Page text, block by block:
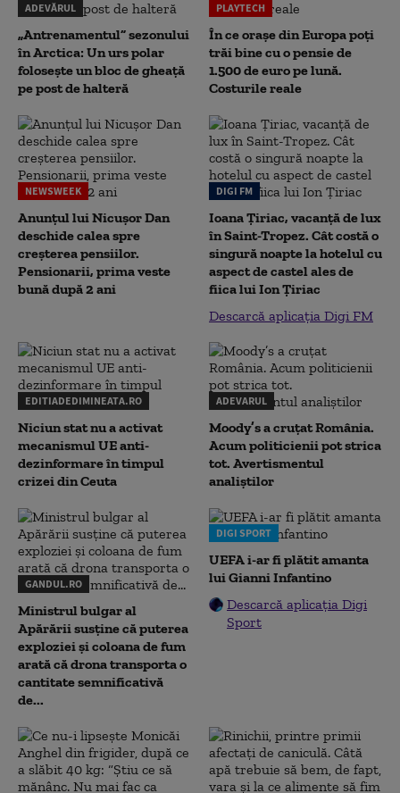
ADEVĂRUL
„Antrenamentul” sezonului
în Arctica: Un urs polar
folosește un bloc de gheață
pe post de halteră
PLAYTECH
În ce orașe din Europa poți
trăi bine cu o pensie de
1.500 de euro pe lună.
Costurile reale
NEWSWEEK
Anunțul lui Nicușor Dan
deschide calea spre
creșterea pensiilor.
Pensionarii, prima veste
bună după 2 ani
DIGI FM
Ioana Țiriac, vacanță de lux
în Saint-Tropez. Cât costă o
singură noapte la hotelul cu
aspect de castel ales de
fiica lui Ion Țiriac
Descarcă aplicația Digi FM
EDITIADEDIMINEATA.RO
Niciun stat nu a activat
mecanismul UE anti-
dezinformare în timpul
crizei din Ceuta
ADEVARUL
Moody’s a cruțat România.
Acum politicienii pot strica
tot. Avertismentul
analiștilor
GANDUL.RO
Ministrul bulgar al
Apărării susține că puterea
exploziei și coloana de fum
arată că drona transporta o
cantitate semnificativă
de...
DIGI SPORT
UEFA i-ar fi plătit amanta
lui Gianni Infantino
Descarcă aplicația Digi
Sport